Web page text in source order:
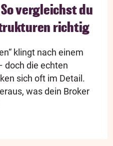
vergleichst du
richtig
klingt nach einem
doch die echten
sich oft im Detail.
was dein Broker